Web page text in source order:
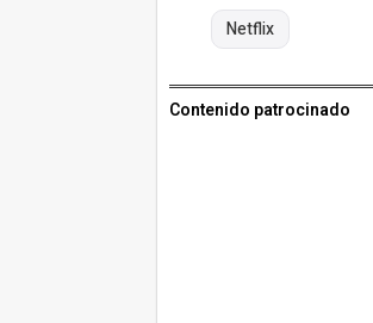
Netflix
Contenido patrocinado